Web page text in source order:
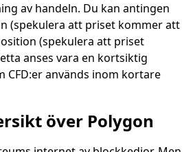
av handeln. Du kan antingen
(spekulera att priset kommer att
(spekulera att priset
anses vara en kortsiktig
CFD:er används inom kortare
över Polygon